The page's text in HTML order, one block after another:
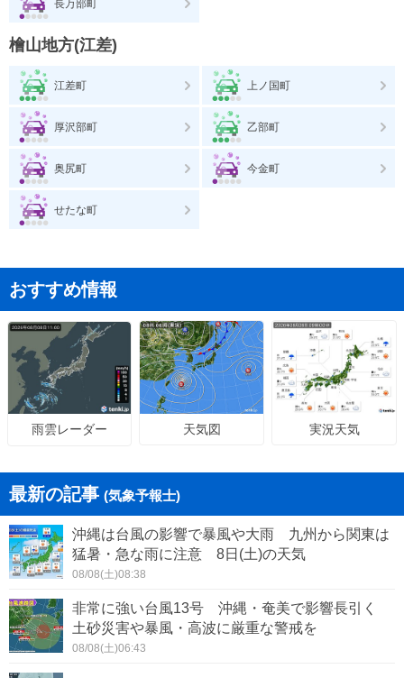
長万部町
檜山地方(江差)
江差町 上ノ国町
厚沢部町 乙部町
奥尻町 今金町
せたな町
おすすめ情報
雨雲レーダー 天気図 実況天気
最新の記事 (気象予報士)
沖縄は台風の影響で暴風や大雨 九州から関東は
猛暑・急な雨に注意 8日(土)の天気
08/08(土)08:38
非常に強い台風13号 沖縄・奄美で影響長引く
土砂災害や暴風・高波に厳重な警戒を
08/08(土)06:43